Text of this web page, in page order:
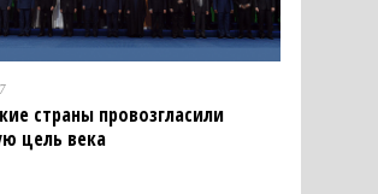
страны провозгласили
цель века